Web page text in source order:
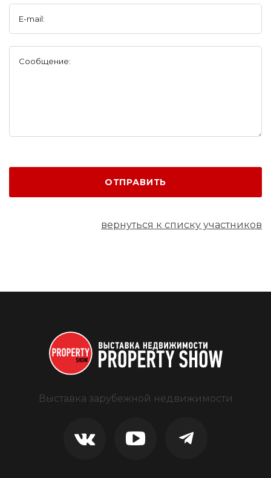
E-mail:
Сообщение:
ОТПРАВИТЬ
вернуться к списку участников
Выставка зарубежной недвижимости